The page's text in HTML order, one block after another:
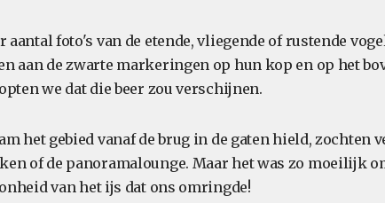
aantal foto's van de etende, vliegende of rustende
aan de zwarte markeringen op hun kop en op het
we dat die beer zou verschijnen.
het gebied vanaf de brug in de gaten hield, zochten
of de panoramalounge. Maar het was zo moeilijk
van het ijs dat ons omringde!